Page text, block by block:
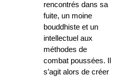
rencontrés dans sa
fuite, un moine
bouddhiste et un
intellectuel aux
méthodes de
combat poussées. Il
s’agit alors de créer